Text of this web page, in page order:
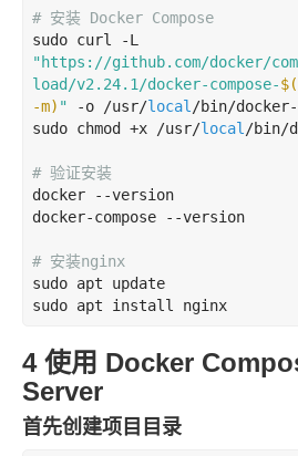
# 安装 Docker Compose
"https://github.com/docker/
load/v2.24.1/docker-compose-
-m) " -o /usr/local /bin/docker-
sudo chmod +x /usr/local /bin/
# 验证安装
docker --version
docker-compose --version
# 安装nginx
sudo apt update
sudo apt install nginx
4 使用 Docker
Server
首先创建项目目录